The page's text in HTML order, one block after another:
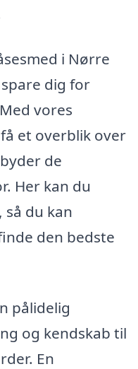
i Nørre
dig for
vores
et overblik over
de
Her kan du
du kan
den bedste
pålidelig
og kendskab til
En